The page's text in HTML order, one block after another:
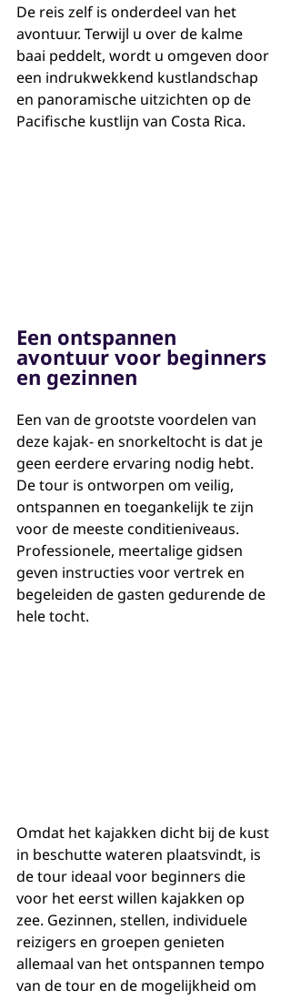
De reis zelf is onderdeel van het
avontuur. Terwijl u over de kalme
baai peddelt, wordt u omgeven door
een indrukwekkend kustlandschap
en panoramische uitzichten op de
Pacifische kustlijn van Costa Rica.
Een ontspannen
avontuur voor beginners
en gezinnen
Een van de grootste voordelen van
deze kajak- en snorkeltocht is dat je
geen eerdere ervaring nodig hebt.
De tour is ontworpen om veilig,
ontspannen en toegankelijk te zijn
voor de meeste conditieniveaus.
Professionele, meertalige gidsen
geven instructies voor vertrek en
begeleiden de gasten gedurende de
hele tocht.
Omdat het kajakken dicht bij de kust
in beschutte wateren plaatsvindt, is
de tour ideaal voor beginners die
voor het eerst willen kajakken op
zee. Gezinnen, stellen, individuele
reizigers en groepen genieten
allemaal van het ontspannen tempo
van de tour en de mogelijkheid om